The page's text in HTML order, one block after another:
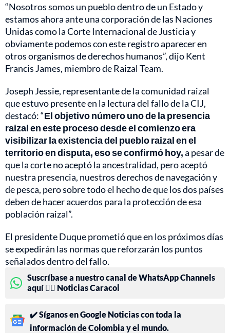
“Nosotros somos un pueblo dentro de un Estado y
estamos ahora ante una corporación de las Naciones
Unidas como la Corte Internacional de Justicia y
obviamente podemos con este registro aparecer en
otros organismos de derechos humanos”, dijo Kent
Francis James, miembro de Raizal Team.
Joseph Jessie, representante de la comunidad raizal
que estuvo presente en la lectura del fallo de la CIJ,
destacó: “El objetivo número uno de la presencia
raizal en este proceso desde el comienzo era
visibilizar la existencia del pueblo raizal en el
territorio en disputa, eso se confirmó hoy,a pesar de
que la corte no aceptó la ancestralidad, pero aceptó
nuestra presencia, nuestros derechos de navegación y
de pesca, pero sobre todo el hecho de que los dos países
deben de hacer acuerdos para la protección de esa
población raizal”.
El presidente Duque prometió que en los próximos días
se expedirán las normas que reforzarán los puntos
señalados dentro del fallo.
Suscríbase a nuestro canal de WhatsApp Channels
aquí 👉🏻 Noticias Caracol
✔️ Síganos en Google Noticias con toda la
información de Colombia y el mundo.